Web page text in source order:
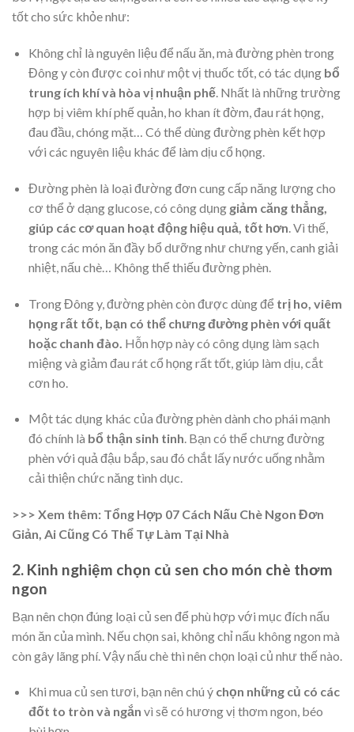
tốt cho sức khỏe như:
Không chỉ là nguyên liệu để nấu ăn, mà đường phèn trong
Đông y còn được coi như một vị thuốc tốt, có tác dụngbổ
trung ích khí và hòa vị nhuận phế. Nhất là những trường
hợp bị viêm khí phế quản, ho khan ít đờm, đau rát họng,
đau đầu, chóng mặt… Có thể dùng đường phèn kết hợp
với các nguyên liệu khác để làm dịu cổ họng.
Đường phèn là loại đường đơn cung cấp năng lượng cho
cơ thể ở dạng glucose, có công dụng giảm căng thẳng,
giúp các cơ quan hoạt động hiệu quả, tốt hơn . Vì thế,
trong các món ăn đầy bổ dưỡng như chưng yến, canh giải
nhiệt, nấu chè… Không thể thiếu đường phèn.
Trong Đông y, đường phèn còn được dùng để trị ho, viêm
họng rất tốt, bạn có thể chưng đường phèn với quất
hoặc chanh đào. Hỗn hợp này có công dụng làm sạch
miệng và giảm đau rát cổ họng rất tốt, giúp làm dịu, cắt
cơn ho.
Một tác dụng khác của đường phèn dành cho phái mạnh
đó chính là bổ thận sinh tinh. Bạn có thể chưng đường
phèn với quả đậu bắp, sau đó chắt lấy nước uống nhằm
cải thiện chức năng tình dục.
>>> Xem thêm: Tổng Hợp 07 Cách Nấu Chè Ngon Đơn
Giản, Ai Cũng Có Thể Tự Làm Tại Nhà
2. Kinh nghiệm chọn củ sen cho món chè thơm
ngon
Bạn nên chọn đúng loại củ sen để phù hợp với mục đích nấu
món ăn của mình. Nếu chọn sai, không chỉ nấu không ngon mà
còn gây lãng phí. Vậy nấu chè thì nên chọn loại củ như thế nào.
Khi mua củ sen tươi, bạn nên chú ý chọn những củ có các
đốt to tròn và ngắn vì sẽ có hương vị thơm ngon, béo